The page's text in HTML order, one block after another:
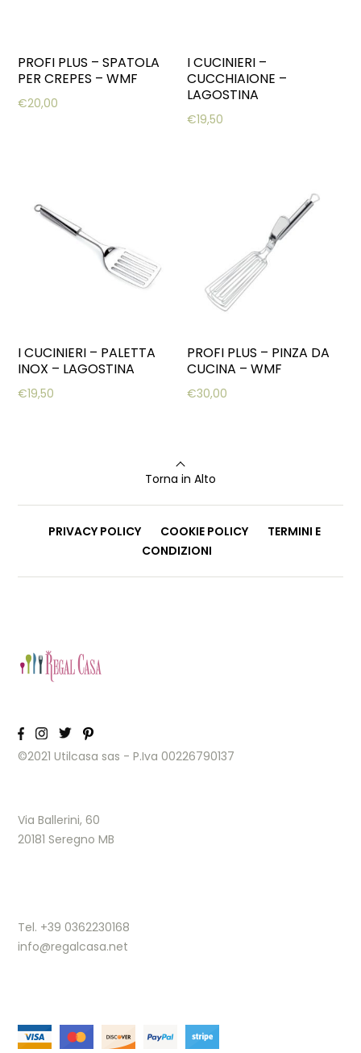
PROFI PLUS – SPATOLA
PER CREPES – WMF
€20,00
I CUCINIERI –
CUCCHIAIONE –
LAGOSTINA
€19,50
I CUCINIERI – PALETTA
INOX – LAGOSTINA
€19,50
PROFI PLUS – PINZA DA
CUCINA – WMF
€30,00
Torna in Alto
PRIVACY POLICY COOKIE POLICY
TERMINI E
CONDIZIONI
©2021 Utilcasa sas - P.Iva 00226790137
Via Ballerini, 60
20181 Seregno MB
Tel. +39 0362230168
info@regalcasa.net